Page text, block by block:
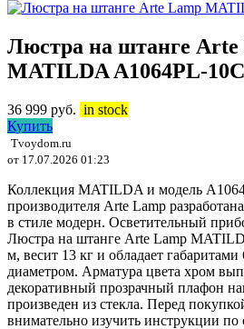
Люстра на штанге Arte
MATILDA A1064PL-
36 999 руб. in stock
Купить
Tvoydom.ru
от 17.07.2026 01:23
Коллекция MATILDA и модель
производителя Arte Lamp
в стиле модерн. Осветительный
Люстра на штанге Arte Lamp
м, весит 13 кг и обладает
диаметром. Арматура цвета хром
декоративный прозрачный плафон
произведен из стекла. Перед
внимательно изучить инструкции по